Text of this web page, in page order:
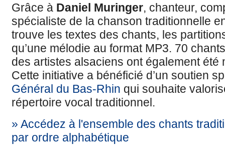
Grâce à Daniel Muringer, chanteur,
spécialiste de la chanson traditionnelle
trouve les textes des chants, les
qu’une mélodie au format MP3. 70
des artistes alsaciens ont également été
Cette initiative a bénéficié d’un soutien
Général du Bas-Rhin qui souhaite
répertoire vocal traditionnel.
» Accédez à l'ensemble des chants
par ordre alphabétique